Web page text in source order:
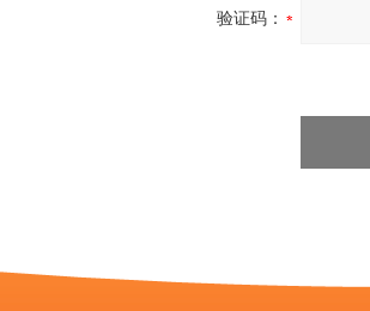
验证码：